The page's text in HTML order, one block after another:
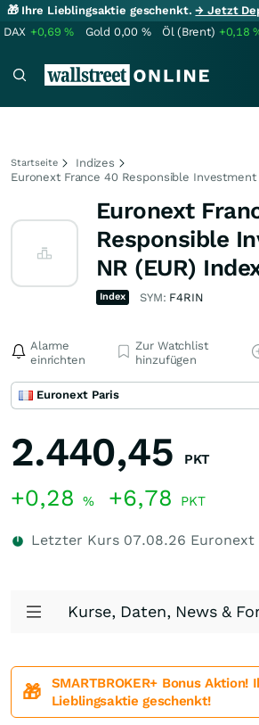
🎁 Ihre Lieblingsaktie geschenkt.→ Jetzt
DAX +0,69% Gold 0,00 % Öl (Brent) +0,18
Startseite
Indizes
Euronext France 40 Responsible Investment
Euronext
Responsible
NR (EUR)
Index SYM: F4RIN
Alarme
einrichten
Zur Watchlist
hinzufügen
Euronext Paris
2.440,45 PKT
+0,28 % +6,78 PKT
Letzter Kurs 07.08.26 Euronext
Kurse, Daten, News &
🎁
SMARTBROKER+ Bonus Aktion!
Lieblingsaktie geschenkt!